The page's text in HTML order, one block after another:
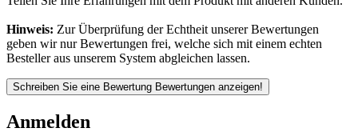
Hinweis: Zur Überprüfung der Echtheit unserer Bewertungen
geben wir nur Bewertungen frei, welche sich mit einem echten
Besteller aus unserem System abgleichen lassen.
Schreiben Sie eine Bewertung Bewertungen anzeigen!
Anmelden